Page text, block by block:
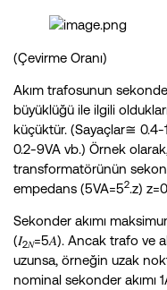
(Çevirme Oranı)
Akım trafosunun
büyüklüğü ile ilgili
küçüktür. (Sayaçlar≅
0.2-9VA vb.) Örnek
transformatörünün
empedans (5VA=52.z)
Sekonder akımı
(𝐼2𝑁=5𝐴). Ancak trafo ve
uzunsa, örneğin uzak
nominal sekonder akımı